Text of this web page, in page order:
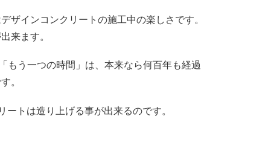
ザインコンクリートの施工中の楽しさです。
来ます。
もう一つの時間」は、本来なら何百年も経過
。
トは造り上げる事が出来るのです。